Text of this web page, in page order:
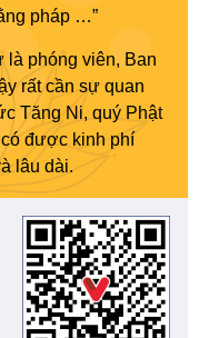
pháp …”
là phóng viên, Ban
rất cần sự quan
Tăng Ni, quý Phật
được kinh phí
lâu dài.